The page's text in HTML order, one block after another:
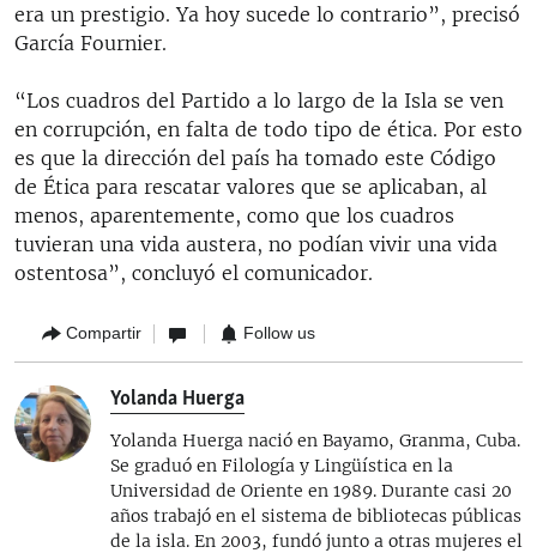
era un prestigio. Ya hoy sucede lo contrario”, precisó
García Fournier.
“Los cuadros del Partido a lo largo de la Isla se ven
en corrupción, en falta de todo tipo de ética. Por esto
es que la dirección del país ha tomado este Código
de Ética para rescatar valores que se aplicaban, al
menos, aparentemente, como que los cuadros
tuvieran una vida austera, no podían vivir una vida
ostentosa”, concluyó el comunicador.
Compartir Follow us
Yolanda Huerga
Yolanda Huerga nació en Bayamo, Granma, Cuba.
Se graduó en Filología y Lingüística en la
Universidad de Oriente en 1989. Durante casi 20
años trabajó en el sistema de bibliotecas públicas
de la isla. En 2003, fundó junto a otras mujeres el